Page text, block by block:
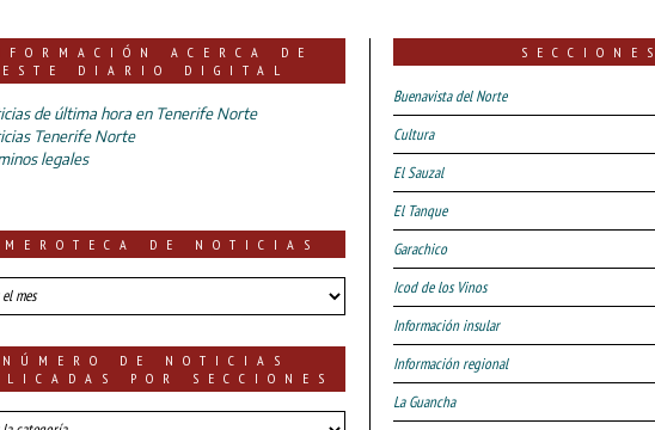
ACERCA DE
ESTE DIARIO DIGITAL
de última hora en Tenerife Norte
Tenerife Norte
legales
DE NOTICIAS
NÚMERO DE NOTICIAS
POR SECCIONES
SECCIONES
Buenavista del Norte
Cultura
El Sauzal
El Tanque
Garachico
Icod de los Vinos
Información insular
Información regional
La Guancha